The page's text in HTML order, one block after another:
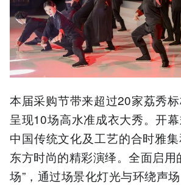
本届采购节带来超过20家荔秀
呈现10场高水准成衣大秀。开
中国传统文化及工艺的合时雅
东方时尚的精彩演绎。全面启用
场”，通过场景化灯光与环绕声